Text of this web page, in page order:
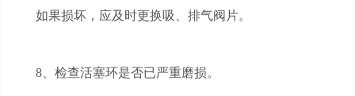
如果损坏，应及时更换吸、排气阀片。
8、检查活塞环是否已严重磨损。